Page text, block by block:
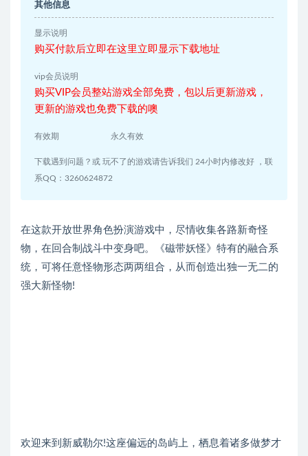
其他信息
显示说明
购买付款后立即在这里立即显示下载地址
vip会员说明
购买VIP会员整站游戏全部免费，包以后更新游戏，
更新的游戏也免费下载的噢
有效期 永久有效
下载遇到问题？或 玩不了的游戏请告诉我们 24小时内修改好 ，联
系QQ：3260624872
在这款开放世界角色扮演游戏中，尽情收集各路新奇怪
物，在回合制战斗中变身吧。《磁带妖怪》特有的融合系
统，可将任意怪物形态两两组合，从而创造出独一无二的
强大新怪物!
欢迎来到新威勒尔!这座偏远的岛屿上，栖息着诸多做梦才